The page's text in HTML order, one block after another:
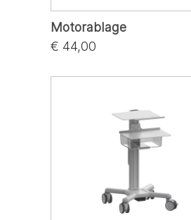
Motorablage
€ 44,00